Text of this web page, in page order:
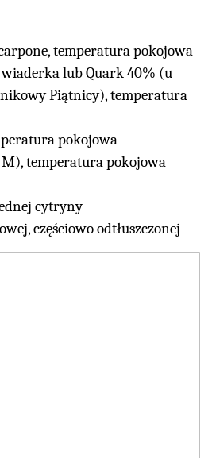
temperatura pokojowa
lub Quark 40% (u
Piątnicy), temperatura
pokojowa
temperatura pokojowa
cytryny
częściowo odtłuszczonej